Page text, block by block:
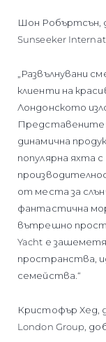
Шон Робъртсън,
Sunseeker
„Развълнувани
клиенти на
Лондонското
динамична
популярна яхта
от места за
фантастична
вътрешно
Yacht е
пространства,
семейства.“
Кристофър Хед,
London Group,